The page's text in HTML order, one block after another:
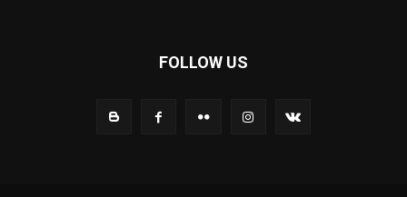
FOLLOW US